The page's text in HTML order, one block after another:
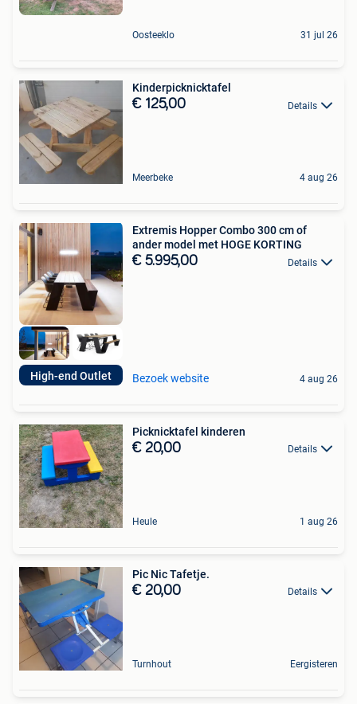
Oosteeklo 31 jul 26
Kinderpicknicktafel
€ 125,00 Details
Meerbeke 4 aug 26
High-end Outlet
Extremis Hopper Combo 300 cm of
ander model met HOGE KORTING
€ 5.995,00 Details
Bezoek website 4 aug 26
Picknicktafel kinderen
€ 20,00 Details
Heule 1 aug 26
Pic Nic Tafetje.
€ 20,00 Details
Turnhout Eergisteren